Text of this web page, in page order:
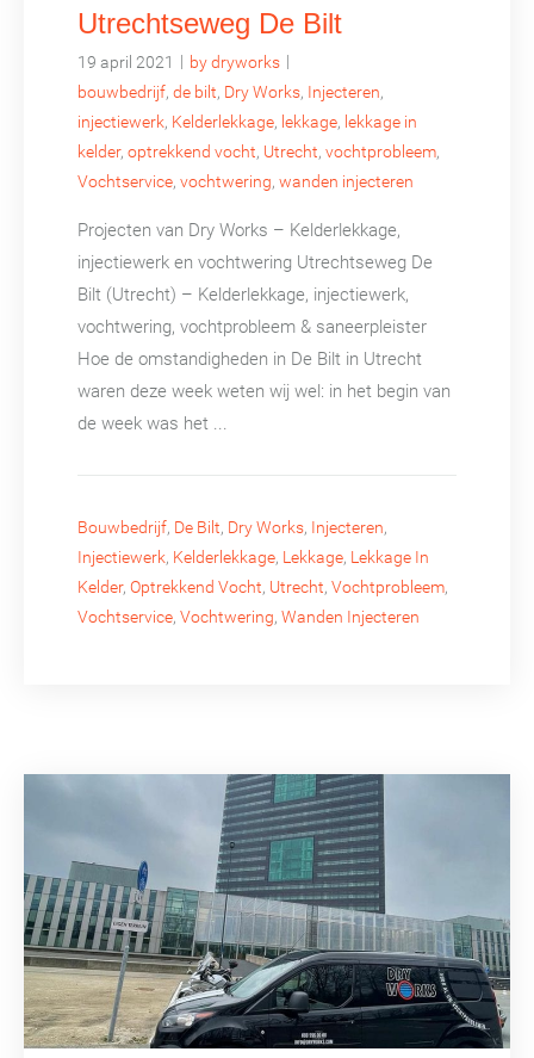
Utrechtseweg De Bilt
19 april 2021 | by dryworks |
bouwbedrijf, de bilt, Dry Works, Injecteren,
injectiewerk, Kelderlekkage, lekkage, lekkage in
kelder, optrekkend vocht, Utrecht, vochtprobleem,
Vochtservice, vochtwering, wanden injecteren
Projecten van Dry Works – Kelderlekkage,
injectiewerk en vochtwering Utrechtseweg De
Bilt (Utrecht) – Kelderlekkage, injectiewerk,
vochtwering, vochtprobleem & saneerpleister
Hoe de omstandigheden in De Bilt in Utrecht
waren deze week weten wij wel: in het begin van
de week was het ...
Bouwbedrijf, De Bilt, Dry Works, Injecteren,
Injectiewerk, Kelderlekkage, Lekkage, Lekkage In
Kelder, Optrekkend Vocht, Utrecht, Vochtprobleem,
Vochtservice, Vochtwering, Wanden Injecteren